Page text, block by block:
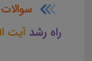
راه رشدآیت